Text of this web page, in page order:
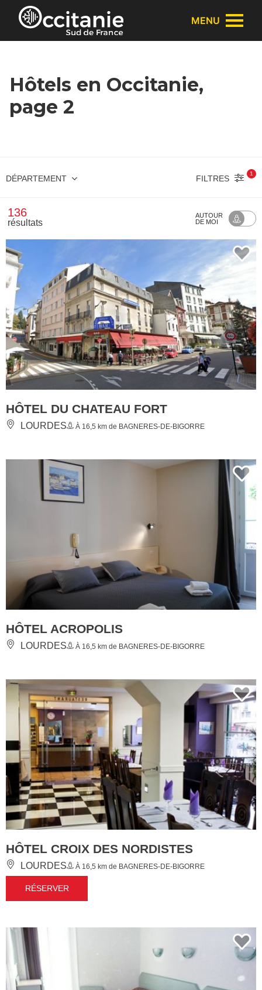
Panneau de gestion des cookies
MENU
Hôtels en Occitanie,
page 2
DÉPARTEMENT FILTRES
1
136
résultats
AUTOUR
DE MOI
HÔTEL DU CHATEAU FORT
LOURDES À 16,5 km de BAGNERES-DE-BIGORRE
HÔTEL ACROPOLIS
LOURDES À 16,5 km de BAGNERES-DE-BIGORRE
HÔTEL CROIX DES NORDISTES
LOURDES À 16,5 km de BAGNERES-DE-BIGORRE
RÉSERVER